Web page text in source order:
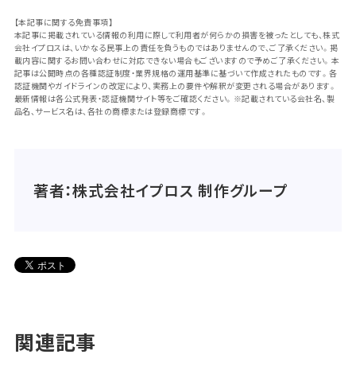
【本記事に関する免責事項】
本記事に掲載されている情報の利用に際して利用者が何らかの損害を被ったとしても、株式
会社イプロスは、いかなる民事上の責任を負うものではありませんので、ご了承ください。掲
載内容に関するお問い合わせに対応できない場合もございますので予めご了承ください。本
記事は公開時点の各種認証制度・業界規格の運用基準に基づいて作成されたものです。各
認証機関やガイドラインの改定により、実務上の要件や解釈が変更される場合があります。
最新情報は各公式発表・認証機関サイト等をご確認ください。※記載されている会社名、製
品名、サービス名は、各社の商標または登録商標です。
著者：株式会社イプロス 制作グループ
関連記事